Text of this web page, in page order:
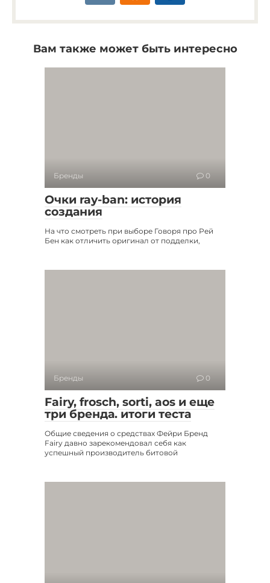
Вам также может быть интересно
Бренды 0
Очки ray-ban: история
создания
На что смотреть при выборе Говоря про Рей
Бен как отличить оригинал от подделки,
Бренды 0
Fairy, frosch, sorti, aos и еще
три бренда. итоги теста
Общие сведения о средствах Фейри Бренд
Fairy давно зарекомендовал себя как
успешный производитель битовой